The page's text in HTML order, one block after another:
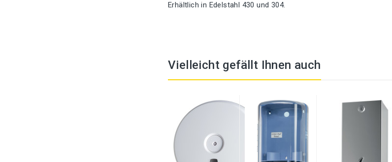
Erhältlich in Edelstahl 430 und 304.
Vielleicht gefällt Ihnen auch